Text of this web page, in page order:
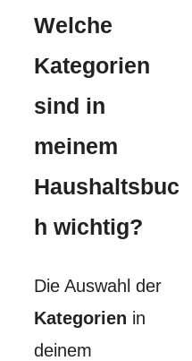
Welche
Kategorien
sind in
meinem
Haushaltsbuc
h wichtig?
Die Auswahl der
Kategorien in
deinem